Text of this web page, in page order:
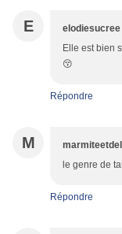
E elodiesucree
Elle est bien
😚
Répondre
M
le genre de
Répondre